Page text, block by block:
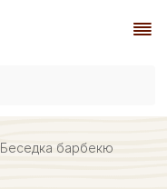
Беседка барбекю